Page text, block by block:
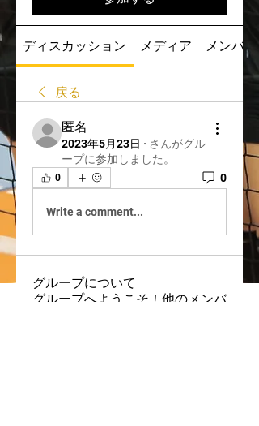
ディスカッション メディア メンバー
戻る
匿名
2023年5月23日 · さんがグル
ープに参加しました。
0 0
Write a comment...
グループについて
グループへようこそ！他のメンバ